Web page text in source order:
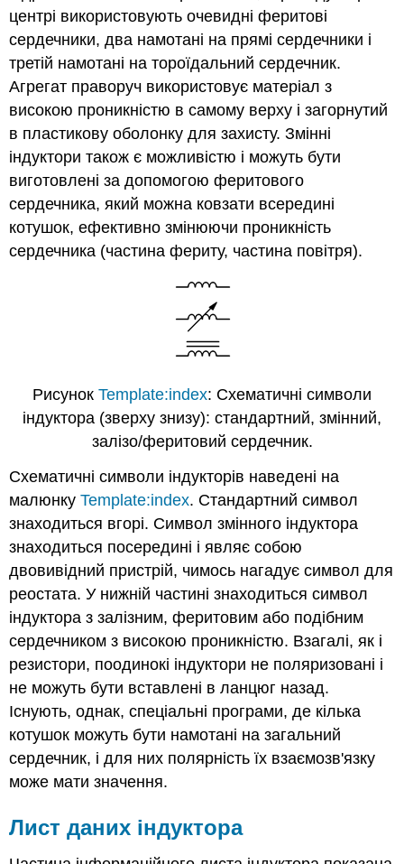
центрі використовують очевидні феритові
сердечники, два намотані на прямі сердечники і
третій намотані на тороїдальний сердечник.
Агрегат праворуч використовує матеріал з
високою проникністю в самому верху і загорнутий
в пластикову оболонку для захисту. Змінні
індуктори також є можливістю і можуть бути
виготовлені за допомогою феритового
сердечника, який можна ковзати всередині
котушок, ефективно змінюючи проникність
сердечника (частина фериту, частина повітря).
Рисунок Template:index: Схематичні символи
індуктора (зверху знизу): стандартний, змінний,
залізо/феритовий сердечник.
Схематичні символи індукторів наведені на
малюнкуTemplate:index. Стандартний символ
знаходиться вгорі. Символ змінного індуктора
знаходиться посередині і являє собою
двовивідний пристрій, чимось нагадує символ для
реостата. У нижній частині знаходиться символ
індуктора з залізним, феритовим або подібним
сердечником з високою проникністю. Взагалі, як і
резистори, поодинокі індуктори не поляризовані і
не можуть бути вставлені в ланцюг назад.
Існують, однак, спеціальні програми, де кілька
котушок можуть бути намотані на загальний
сердечник, і для них полярність їх взаємозв'язку
може мати значення.
Лист даних індуктора